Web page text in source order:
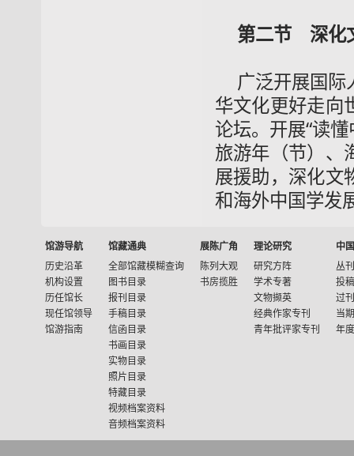
第二节 深化
广泛开展国
华文化更好走向
论坛。开展“读
旅游年（节）、
展援助，深化文
和海外中国学发
馆游导航
历史沿革
机构设置
历任馆长
现任馆领导
馆游指南
馆藏通典
全部馆藏模糊查询
图书目录
报刊目录
手稿目录
信函目录
书画目录
实物目录
照片目录
特藏目录
视频档案资料
音频档案资料
展陈广角
陈列大观
书房揽胜
理论研究
研究方阵
学术专著
文物撷英
经典作家专刊
青年批评家专刊
中
丛
投
过
当
年